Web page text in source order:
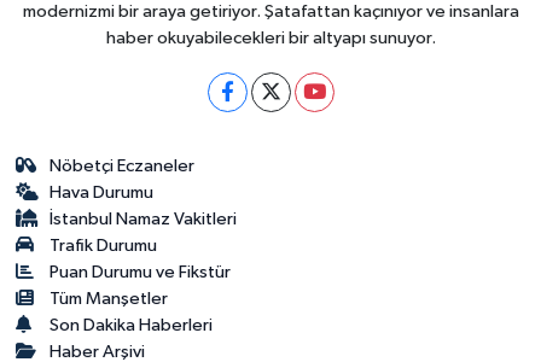
modernizmi bir araya getiriyor. Şatafattan kaçınıyor ve insanlara
haber okuyabilecekleri bir altyapı sunuyor.
Nöbetçi Eczaneler
Hava Durumu
İstanbul Namaz Vakitleri
Trafik Durumu
Puan Durumu ve Fikstür
Tüm Manşetler
Son Dakika Haberleri
Haber Arşivi